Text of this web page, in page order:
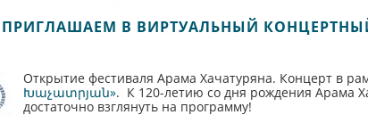
В ВИРТУАЛЬНЫЙ
Открытие фестиваля Арама Хачатуряна. Концерт в
Խաչատրյան». К 120-летию со дня рождения Арама
достаточно взглянуть на программу!